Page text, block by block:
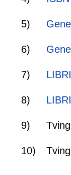
5)
6)
7)
8)
9)
10)